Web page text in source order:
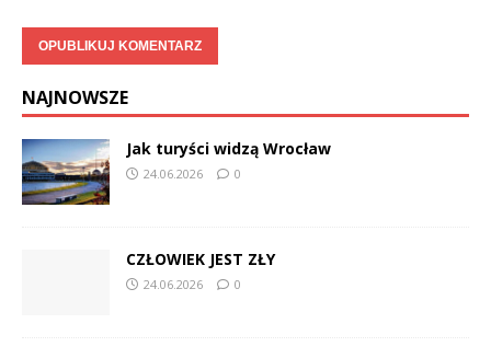
NAJNOWSZE
Jak turyści widzą Wrocław
24.06.2026 0
CZŁOWIEK JEST ZŁY
24.06.2026 0